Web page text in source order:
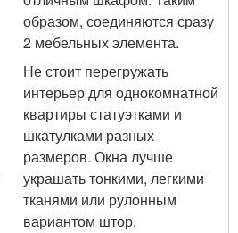
образом, соединяются сразу
2 мебельных элемента.
Не стоит перегружать
интерьер для однокомнатной
квартиры статуэтками и
шкатулками разных
размеров. Окна лучше
украшать тонкими, легкими
тканями или рулонным
вариантом штор.